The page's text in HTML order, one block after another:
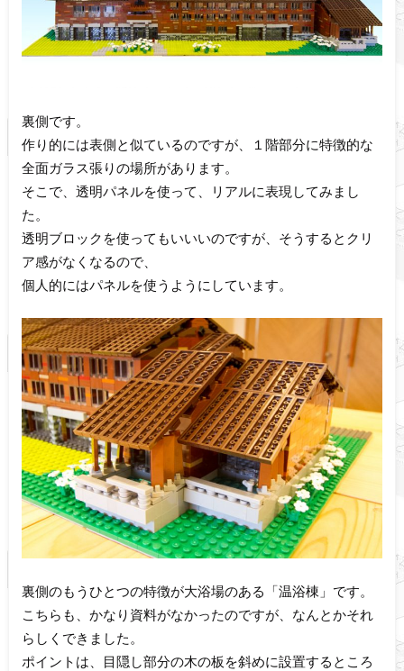
裏側です。
作り的には表側と似ているのですが、１階部分に特徴的な
全面ガラス張りの場所があります。
そこで、透明パネルを使って、リアルに表現してみまし
た。
透明ブロックを使ってもいいいのですが、そうするとクリ
ア感がなくなるので、
個人的にはパネルを使うようにしています。
裏側のもうひとつの特徴が大浴場のある「温浴棟」です。
こちらも、かなり資料がなかったのですが、なんとかそれ
らしくできました。
ポイントは、目隠し部分の木の板を斜めに設置するところ